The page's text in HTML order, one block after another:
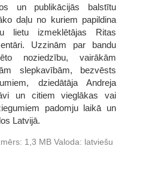
un publikācijās balstītu
daļu no kuriem papildina
lietu izmeklētājas Ritas
Uzzinām par bandu
noziedzību, vairākām
slepkavībām, bezvēsts
dziedātāja Andreja
un citiem vieglākas vai
padomju laikā un
Latvijā.
1,3 MB Valoda: latviešu